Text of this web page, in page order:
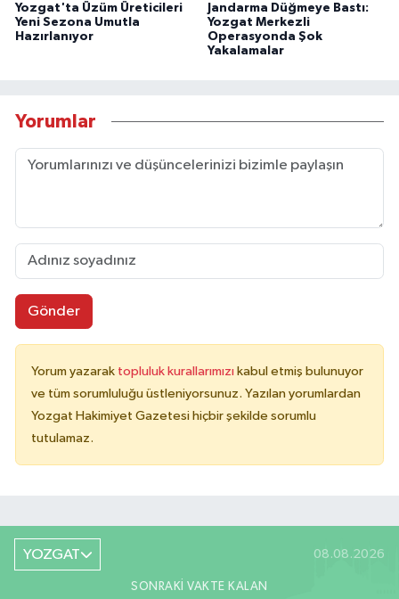
Yozgat'ta Üzüm Üreticileri
Yeni Sezona Umutla
Hazırlanıyor
Jandarma Düğmeye Bastı:
Yozgat Merkezli
Operasyonda Şok
Yakalamalar
Yorumlar
Gönder
Yorum yazarak topluluk kurallarımızı kabul etmiş bulunuyor
ve tüm sorumluluğu üstleniyorsunuz. Yazılan yorumlardan
Yozgat Hakimiyet Gazetesi hiçbir şekilde sorumlu
tutulamaz.
YOZGAT 08.08.2026
SONRAKI VAKTE KALAN